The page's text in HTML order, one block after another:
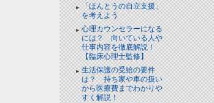
「ほんとうの自立支援」
を考えよう
心理カウンセラーになる
には？ 向いている人や
仕事内容を徹底解説！
【臨床心理士監修】
生活保護の受給の要件
は？ 持ち家や車の扱い
から医療費までわかりや
すく解説！